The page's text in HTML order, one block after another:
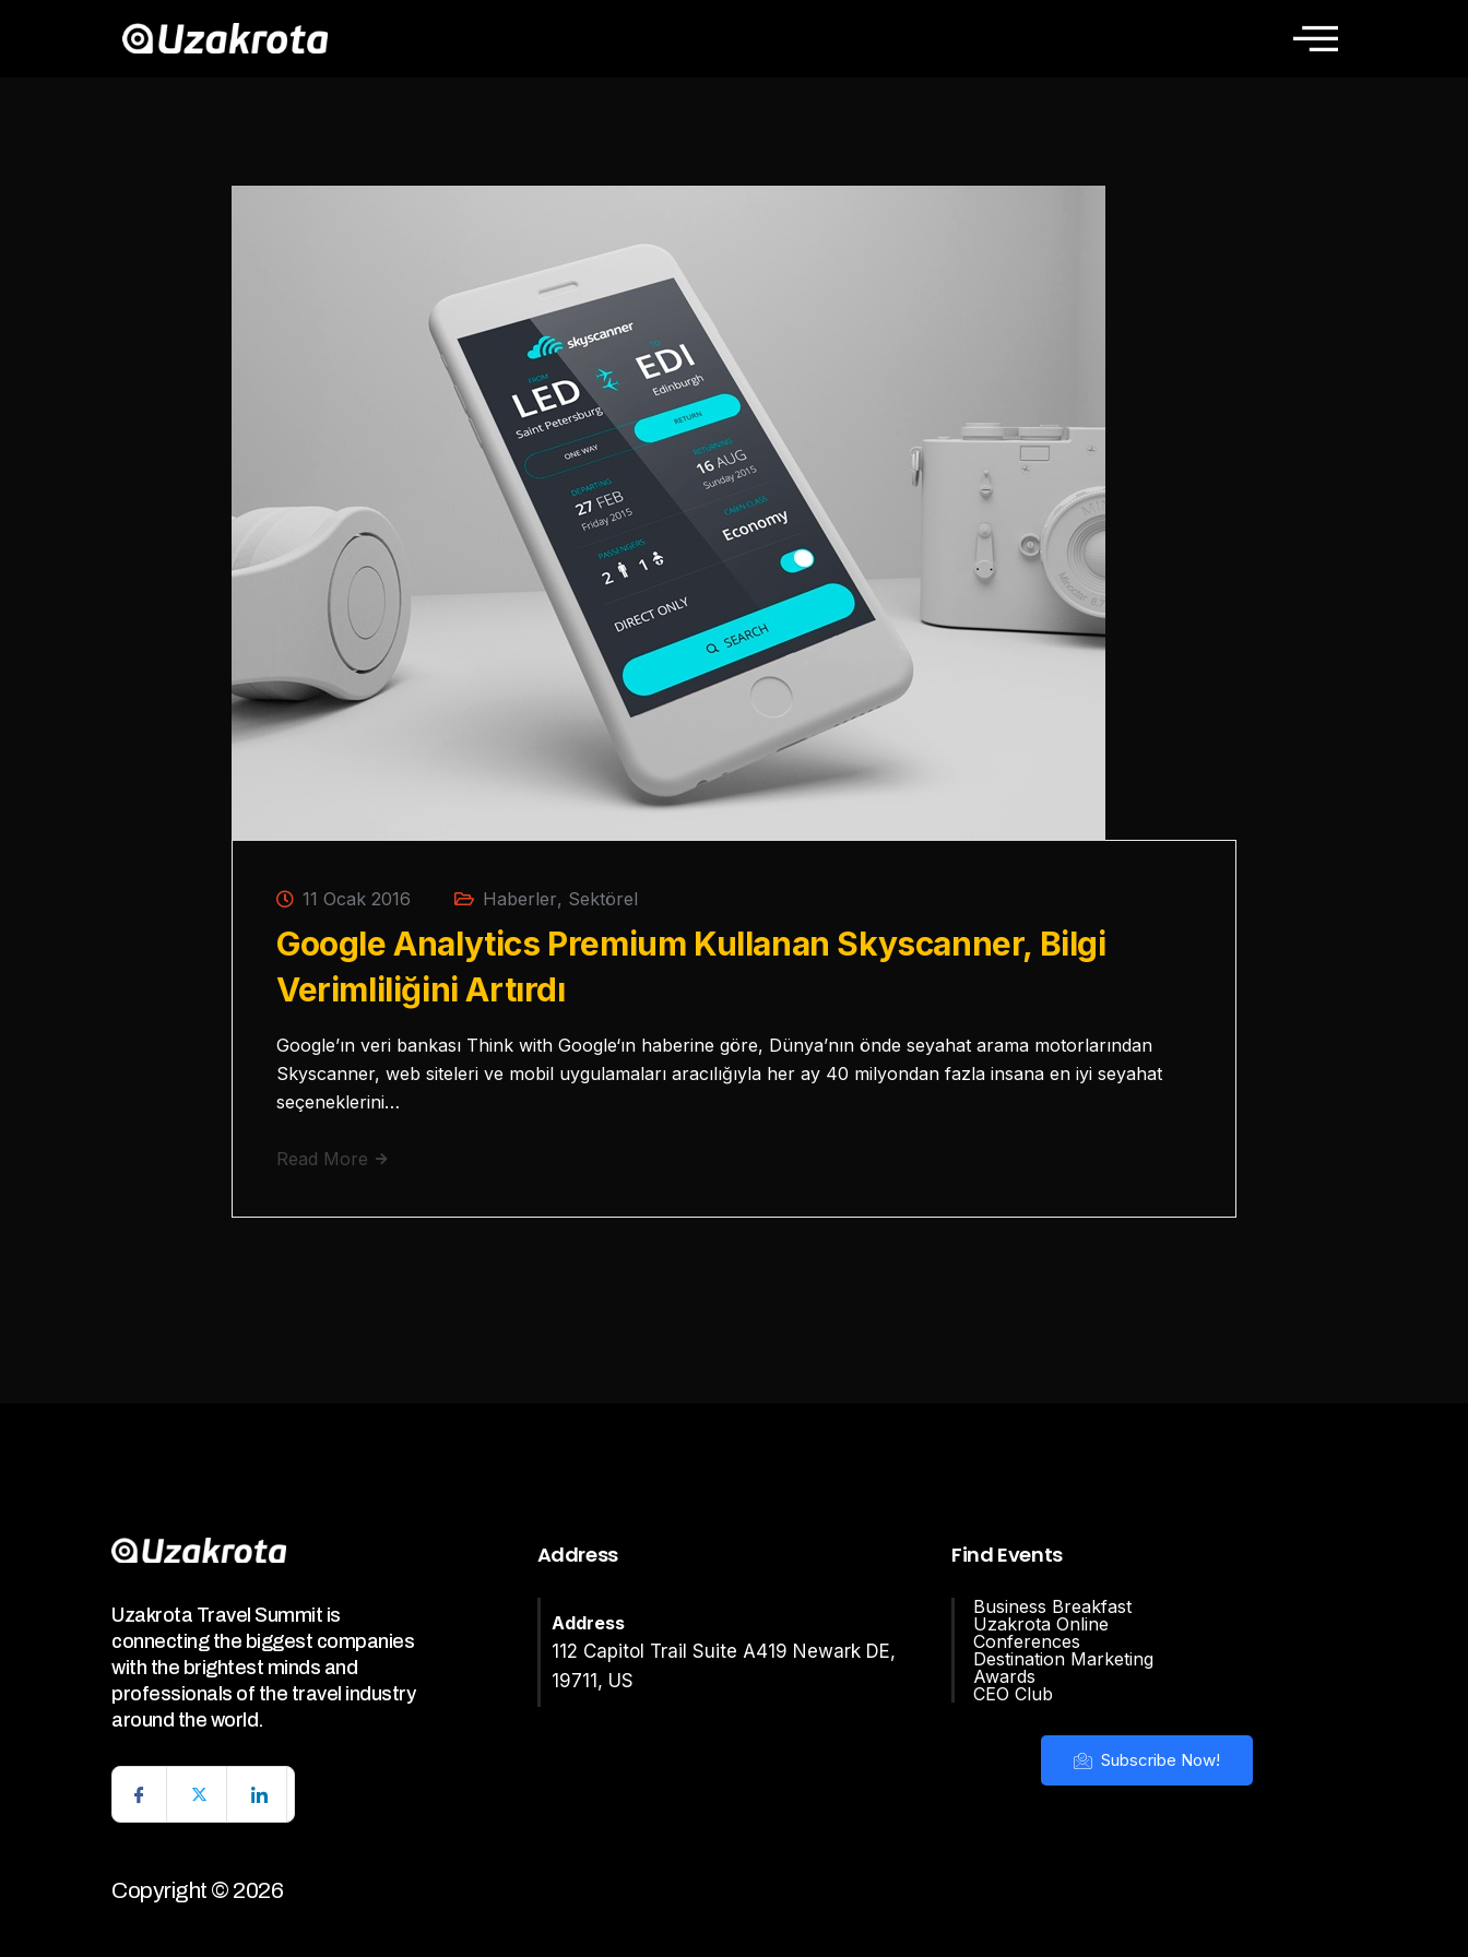
11 Ocak 2016 Haberler, Sektörel
Google Analytics Premium Kullanan Skyscanner, Bilgi
Verimliliğini Artırdı
Google’ın veri bankası Think with Google‘ın haberine göre, Dünya’nın önde seyahat arama motorlarından
Skyscanner, web siteleri ve mobil uygulamaları aracılığıyla her ay 40 milyondan fazla insana en iyi seyahat
seçeneklerini…
Read More
Uzakrota Travel Summit is
connecting the biggest companies
with the brightest minds and
professionals of the travel industry
around the world.
Copyright © 2026
Address
Address
112 Capitol Trail Suite A419 Newark DE,
19711, US
Find Events
Business Breakfast
Uzakrota Online
Conferences
Destination Marketing
Awards
CEO Club
Subscribe Now!